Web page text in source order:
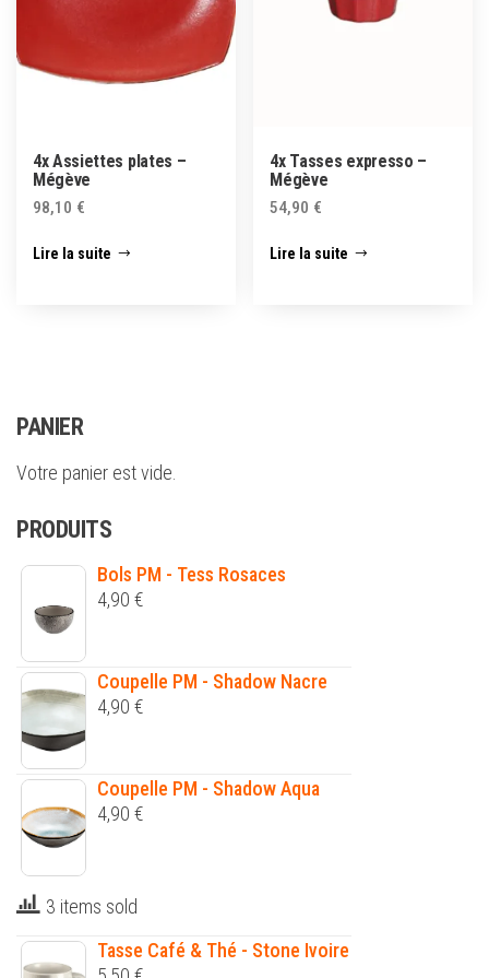
4x Assiettes plates –
Mégève
98,10 €
Lire la suite
4x Tasses expresso –
Mégève
54,90 €
Lire la suite
PANIER
Votre panier est vide.
PRODUITS
Bols PM - Tess Rosaces
4,90 €
Coupelle PM - Shadow Nacre
4,90 €
Coupelle PM - Shadow Aqua
4,90 €
3 items sold
Tasse Café & Thé - Stone Ivoire